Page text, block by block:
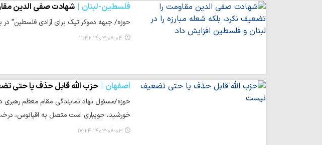
فلسطین-لبنان شهادت صفی الدین
حوزه/ جبهه دموکراتیک برای آزادی فلسطین"
۱۴۰۳-۰۸-۰۴ ۱۱:۴۲
اصفهان حزب الله قابل حذف یا حتی
حوزه/مسئول نهاد نمایندگی مقام معظم
خورشید، جویباری است متصل به اقیانوس،
۱۴۰۳-۰۸-۰۳ ۱۷:۲۴